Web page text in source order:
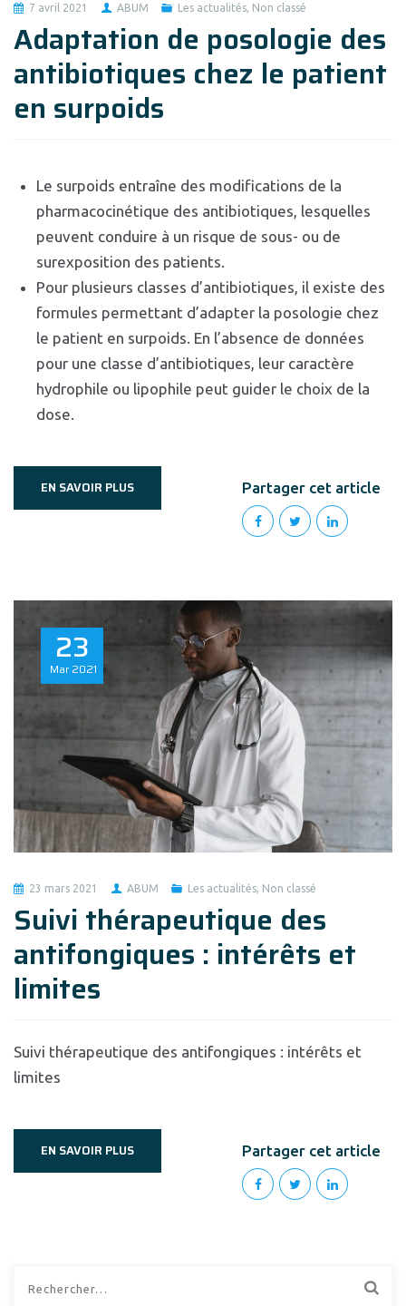
7 avril 2021 ABUM Les actualités, Non classé
Adaptation de posologie des
antibiotiques chez le patient
en surpoids
Le surpoids entraîne des modifications de la
pharmacocinétique des antibiotiques, lesquelles
peuvent conduire à un risque de sous- ou de
surexposition des patients.
Pour plusieurs classes d’antibiotiques, il existe des
formules permettant d’adapter la posologie chez
le patient en surpoids. En l’absence de données
pour une classe d’antibiotiques, leur caractère
hydrophile ou lipophile peut guider le choix de la
dose.
EN SAVOIR PLUS Partager cet article
23
Mar 2021
23 mars 2021 ABUM Les actualités, Non classé
Suivi thérapeutique des
antifongiques : intérêts et
limites
Suivi thérapeutique des antifongiques : intérêts et
limites
EN SAVOIR PLUS Partager cet article